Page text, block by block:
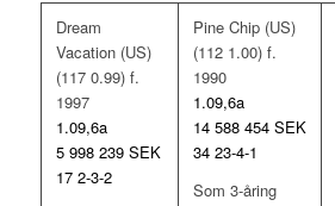
Dream
Vacation (US)
(117 0.99) f.
1997
1.09,6a
5 998 239 SEK
17 2-3-2
Pine Chip (US)
(112 1.00) f.
1990
1.09,6a
14 588 454 SEK
34 23-4-1
Som 3-åring